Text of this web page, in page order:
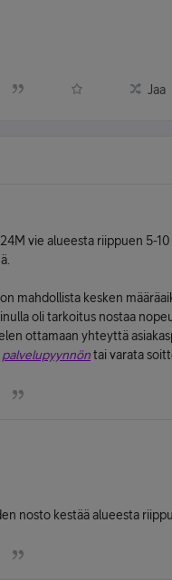
Jaa
vie alueesta riippuen 5-
mahdollista kesken
oli tarkoitus nostaa
ottamaan yhteyttä
palvelupyynnöntai varata
nosto kestää alueesta